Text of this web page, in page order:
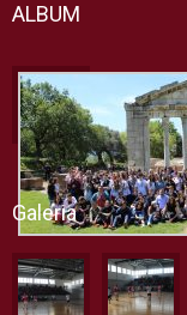
ALBUM
Galeria